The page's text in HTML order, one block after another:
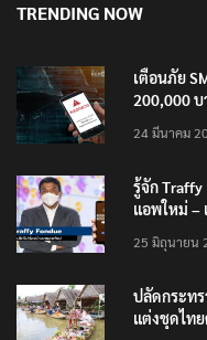
TRENDING NOW
เตือนภัย
200,000 บ
24 มีนาคม
รู้จัก Traffy
แอพใหม่ –
25 มิถุนายน
ปลัดกระทร
แต่งชุดไท